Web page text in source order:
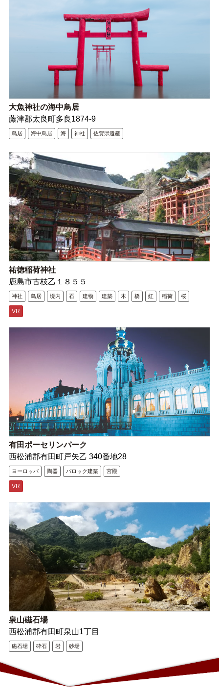
大魚神社の海中鳥居
藤津郡太良町多良1874-9
鳥居 海中鳥居 海 神社 佐賀県遺産
祐徳稲荷神社
鹿島市古枝乙１８５５
神社 鳥居 境内 石 建物 建築 木 橋 紅 稲荷 桜
VR
有田ポーセリンパーク
西松浦郡有田町戸矢乙 340番地28
ヨーロッパ 陶器 バロック建築 宮殿
VR
泉山磁石場
西松浦郡有田町泉山1丁目
磁石場 砕石 岩 砂場